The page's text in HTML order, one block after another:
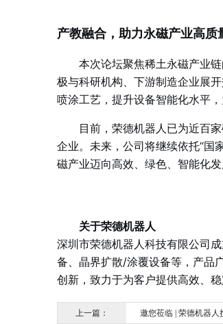
产教融合，助力永磁产业高质
本次论坛聚焦稀土永磁产业
极与科研机构、下游制造企业展
喷涂工艺，提升设备智能化水平
目前，荣德机器人已为近百
企业。未来，公司将继续依托“国
磁产业迈向高效、绿色、智能化发
关于荣德机器人
深圳市荣德机器人科技有限公司
备、晶界扩散/涂覆设备等，产品
创新，致力于为客户提供高效、
上一篇： 邀您莅临 | 荣德机器人